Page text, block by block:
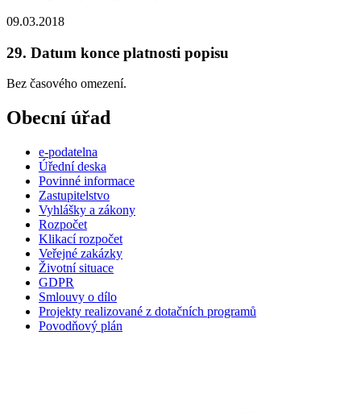
09.03.2018
29. Datum konce platnosti popisu
Bez časového omezení.
Obecní úřad
e-podatelna
Úřední deska
Povinné informace
Zastupitelstvo
Vyhlášky a zákony
Rozpočet
Klikací rozpočet
Veřejné zakázky
Životní situace
GDPR
Smlouvy o dílo
Projekty realizované z dotačních programů
Povodňový plán